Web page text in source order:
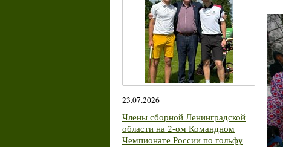
23.07.2026
Члены сборной Ленинградской
области на 2-ом Командном
Чемпионате России по гольфу